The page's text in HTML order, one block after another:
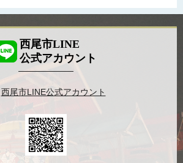
西尾市LINE
公式アカウント
西尾市LINE公式アカウント